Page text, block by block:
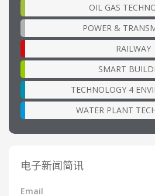
OIL GAS
POWER &
RAILWAY
SMART
TECHNOLOGY 4
WATER PLANT
电子新闻简讯
Email